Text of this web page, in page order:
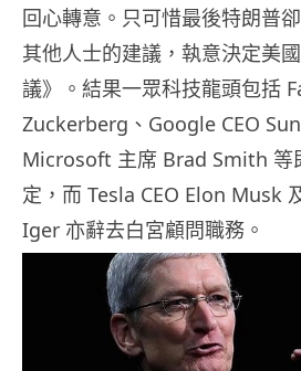
回心轉意。只可惜最後特朗普
其他人士的建議，執意決定美
議》。結果一眾科技龍頭包括
Zuckerberg、Google CEO
Microsoft 主席 Brad Smith 等
定，而 Tesla CEO Elon Musk
Iger 亦辭去白宮顧問職務。